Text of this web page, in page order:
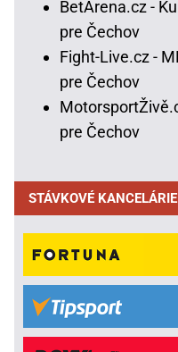
BetArena.cz -
pre Čechov
Fight-Live.cz -
pre Čechov
pre Čechov
STÁVKOVÉ KANCELÁRIE